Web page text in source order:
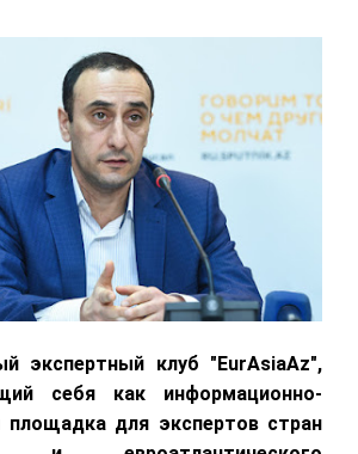
экспертный клуб "EurAsiaAz",
себя как информационно-
площадка для экспертов стран